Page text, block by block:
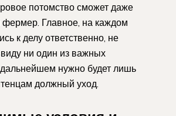
потомство сможет даже
Главное, на каждом
к делу ответственно, не
ни один из важных
нужно будет лишь
должный уход.